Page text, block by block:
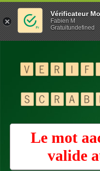
Le mot
valide
Vérificateur
Fabien M
Gratuitundefined